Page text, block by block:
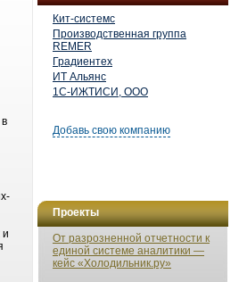
Кит-системс
Производственная группа
REMER
Градиентех
ИТ Альянс
1С-ИЖТИСИ, ООО
Добавь свою компанию
Проекты
От разрозненной отчетности к
единой системе аналитики —
кейс «Холодильник.ру»
и